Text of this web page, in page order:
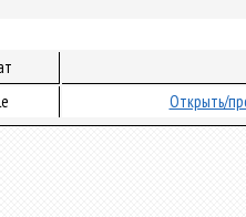
Открыть/